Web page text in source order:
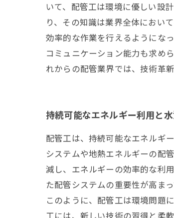
いて、配管工は環境に優しい設
り、その知識は業界全体におい
効率的な作業を行えるようにな
コミュニケーション能力も求め
れからの配管業界では、技術革
持続可能なエネルギー利用と
配管工は、持続可能なエネルギ
システムや地熱エネルギーの配
減し、エネルギーの効率的な利
た配管システムの重要性が高ま
このように、配管工は環境問題
工には、新しい技術の習得と柔